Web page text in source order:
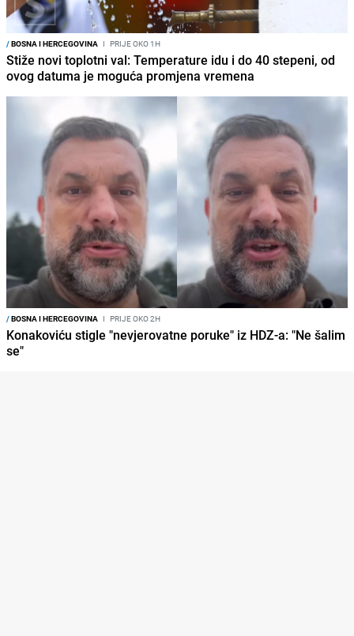
/BOSNA I HERCEGOVINA I PRIJE OKO 1H
Stiže novi toplotni val: Temperature idu i do 40 stepeni, od
ovog datuma je moguća promjena vremena
/BOSNA I HERCEGOVINA I PRIJE OKO 2H
Konakoviću stigle "nevjerovatne poruke" iz HDZ-a: "Ne šalim
se"